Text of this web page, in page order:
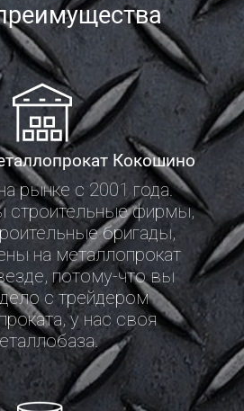
Кокошино
рынке с 2001 года.
строительные фирмы,
бригады,
на металлопрокат
потому-что вы
с трейдером
у нас своя